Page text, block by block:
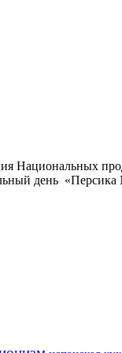
Национальных
день «Персика